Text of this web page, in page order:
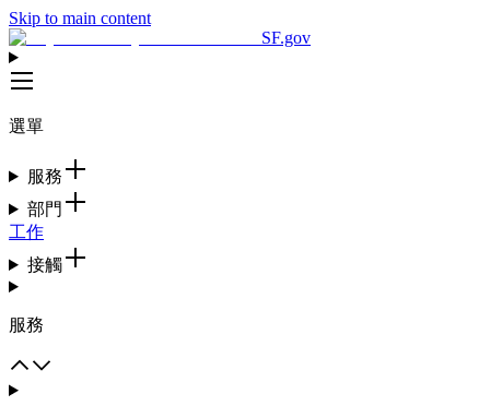
Skip to main content
SF.gov
選單
服務
部門
工作
接觸
服務